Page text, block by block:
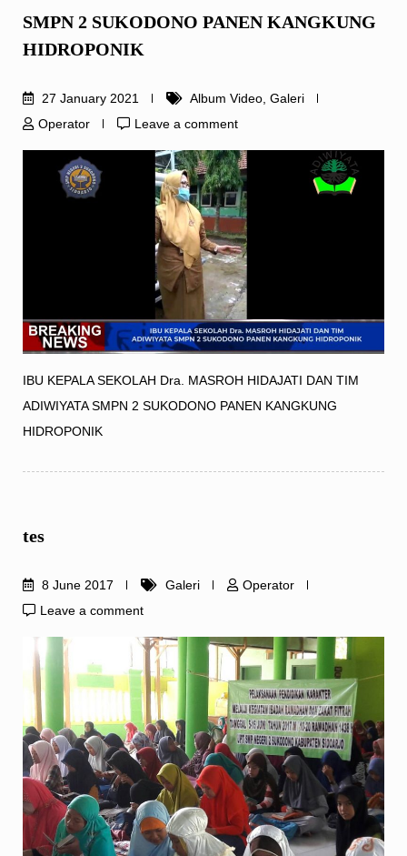
SMPN 2 SUKODONO PANEN KANGKUNG
HIDROPONIK
27 January 2021 Album Video, Galeri
Operator
Leave a comment
IBU KEPALA SEKOLAH Dra. MASROH HIDAJATI DAN TIM
ADIWIYATA SMPN 2 SUKODONO PANEN KANGKUNG
HIDROPONIK
tes
8 June 2017 Galeri
Operator
Leave a comment